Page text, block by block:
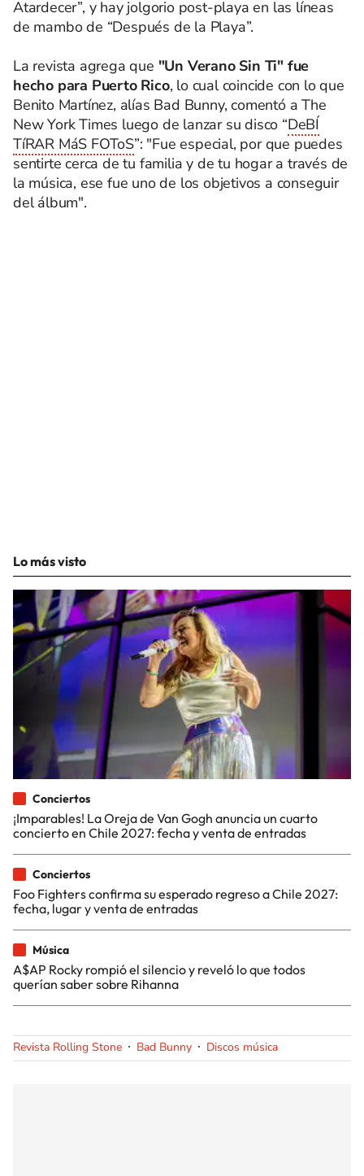
Atardecer”, y hay jolgorio post-playa en las líneas
de mambo de “Después de la Playa”.
La revista agrega que "Un Verano Sin Ti" fue
hecho para Puerto Rico, lo cual coincide con lo que
Benito Martínez, alías Bad Bunny, comentó a The
New York Times luego de lanzar su disco “DeBÍ
TíRAR MáS FOToS”: "Fue especial, por que puedes
sentirte cerca de tu familia y de tu hogar a través de
la música, ese fue uno de los objetivos a conseguir
del álbum".
Lo más visto
Conciertos
¡Imparables! La Oreja de Van Gogh anuncia un cuarto
concierto en Chile 2027: fecha y venta de entradas
Conciertos
Foo Fighters confirma su esperado regreso a Chile 2027:
fecha, lugar y venta de entradas
Música
A$AP Rocky rompió el silencio y reveló lo que todos
querían saber sobre Rihanna
Revista Rolling Stone Bad Bunny Discos música